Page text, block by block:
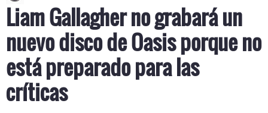
Liam Gallagher no grabará un
nuevo disco de Oasis porque no
está preparado para las
críticas